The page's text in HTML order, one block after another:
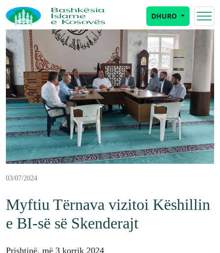
DHURO
03/07/2024
Myftiu Tërnava vizitoi Këshillin
e BI-së së Skenderajt
Prishtinë, më 3 korrik 2024